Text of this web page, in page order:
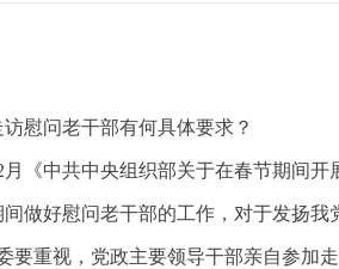
慰问老干部有何具体要求？
月《中共中央组织部关于在春节期间
间做好慰问老干部的工作，对于发扬
要重视，党政主要领导干部亲自参加